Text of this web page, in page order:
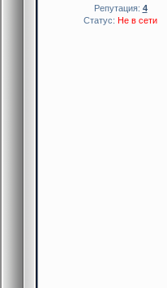
Репутация: 4
Статус: Не в сети